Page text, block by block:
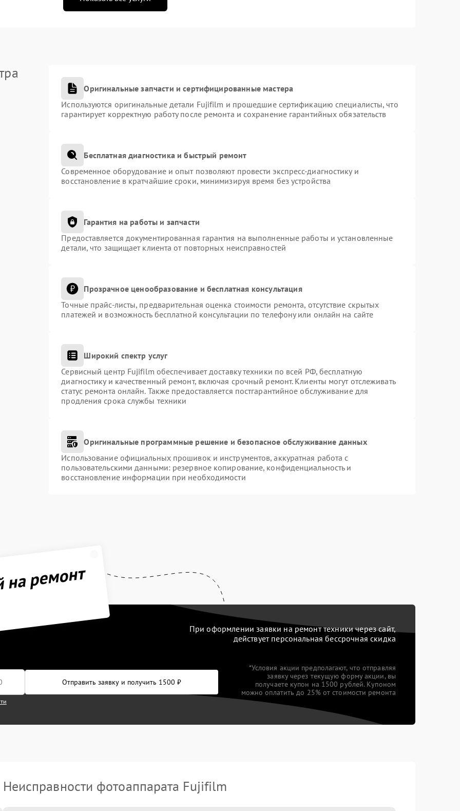
Оригинальные запчасти и сертифицированные мастера
Используются оригинальные детали Fujifilm и прошедшие сертификацию специалисты, что
гарантирует корректную работу после ремонта и сохранение гарантийных обязательств
Бесплатная диагностика и быстрый ремонт
Современное оборудование и опыт позволяют провести экспресс-диагностику и
восстановление в кратчайшие сроки, минимизируя время без устройства
Гарантия на работы и запчасти
Предоставляется документированная гарантия на выполненные работы и установленные
детали, что защищает клиента от повторных неисправностей
Прозрачное ценообразование и бесплатная консультация
Точные прайс-листы, предварительная оценка стоимости ремонта, отсутствие скрытых
платежей и возможность бесплатной консультации по телефону или онлайн на сайте
Широкий спектр услуг
Сервисный центр Fujifilm обеспечивает доставку техники по всей РФ, бесплатную
диагностику и качественный ремонт, включая срочный ремонт. Клиенты могут отслеживать
статус ремонта онлайн. Также предоставляется постгарантийное обслуживание для
продления срока службы техники
Оригинальные программные решение и безопасное обслуживание данных
Использование официальных прошивок и инструментов, аккуратная работа с
пользовательскими данными: резервное копирование, конфиденциальность и
восстановление информации при необходимости
ремонт
При оформлении заявки на ремонт техники через сайт,
действует персональная бессрочная скидка
Отправить заявку и получить 1500 ₽
*Условия акции предполагают, что отправляя
заявку через текущую форму акции, вы
получаете купон на 1500 рублей. Купоном
можно оплатить до 25% от стоимости ремонта
Неисправности фотоаппарата Fujifilm